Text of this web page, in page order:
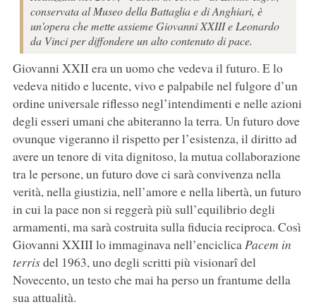
conservata al Museo della Battaglia e di Anghiari, è
un'opera che mette assieme Giovanni XXIII e Leonardo
da Vinci per diffondere un alto contenuto di pace.
Giovanni XXII era un uomo che vedeva il futuro. E lo
vedeva nitido e lucente, vivo e palpabile nel fulgore d’un
ordine universale riflesso negl’intendimenti e nelle azioni
degli esseri umani che abiteranno la terra. Un futuro dove
ovunque vigeranno il rispetto per l’esistenza, il diritto ad
avere un tenore di vita dignitoso, la mutua collaborazione
tra le persone, un futuro dove ci sarà convivenza nella
verità, nella giustizia, nell’amore e nella libertà, un futuro
in cui la pace non si reggerà più sull’equilibrio degli
armamenti, ma sarà costruita sulla fiducia reciproca. Così
Giovanni XXIII lo immaginava nell’enciclicaPacem in
terrisdel 1963, uno degli scritti più visionarî del
Novecento, un testo che mai ha perso un frantume della
sua attualità.